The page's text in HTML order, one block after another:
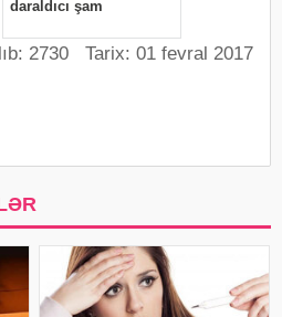
2730 Tarix: 01 fevral 2017